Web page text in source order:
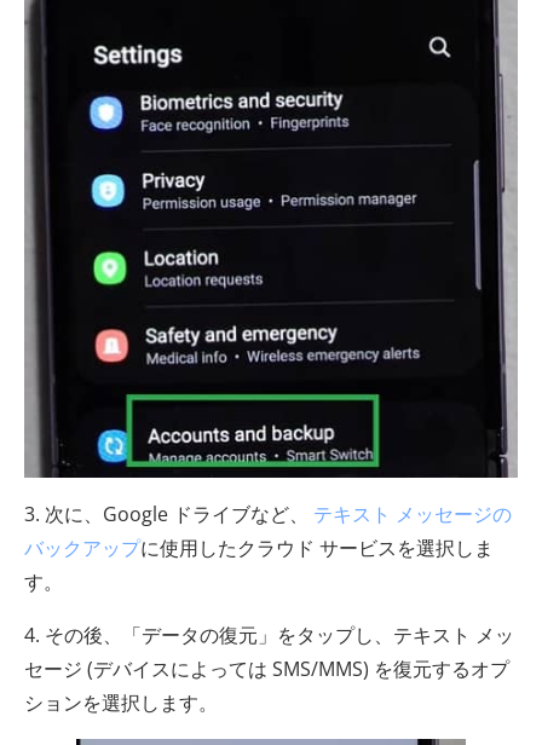
3. 次に、Google ドライブなど、 テキスト メッセージの
バックアップに使用したクラウド サービスを選択しま
す。
4. その後、「データの復元」をタップし、テキスト メッ
セージ (デバイスによっては SMS/MMS) を復元するオプ
ションを選択します。